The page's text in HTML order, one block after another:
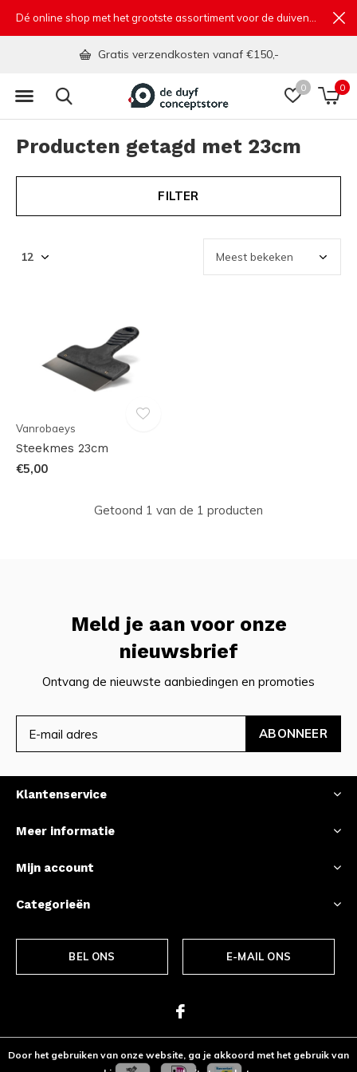
0 0
Gratis verzendkosten vanaf €150,-
Producten getagd met 23cm
FILTER
Vanrobaeys
Steekmes 23cm
€5,00
Getoond 1 van de 1 producten
Meld je aan voor onze
nieuwsbrief
Ontvang de nieuwste aanbiedingen en promoties
ABONNEER
Klantenservice
Meer informatie
Mijn account
Categorieën
BEL ONS E-MAIL ONS
Door het gebruiken van onze website, ga je akkoord met het gebruik van